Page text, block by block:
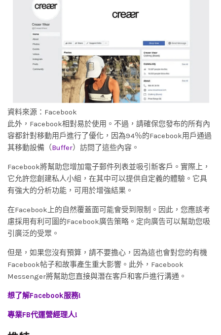
資料來源：Facebook
此外，Facebook相對易於使用。不過，請確保您發布的所有內
容都針對移動用戶進行了優化，因為94％的Facebook用戶通過
其移動設備（Buffer）訪問了這些內容。
Facebook將幫助您增加電子郵件列表並吸引新客戶。實際上，
它允許您創建私人小組，在其中可以提供自定義的體驗。它具
有強大的分析功能，可用於增強結果。
在Facebook上的自然覆蓋面可能會受到限制。因此，您應該考
慮採用有利可圖的Facebook廣告策略。定向廣告可以幫助您吸
引廣泛的受眾。
但是，如果您沒有預算，請不要擔心，因為這也會對您的有機
Facebook帖子和故事產生重大影響。此外，Facebook
Messenger將幫助您直接與潛在客戶和客戶進行溝通。
想了解Facebook服務!
專業FB代運營經理人!